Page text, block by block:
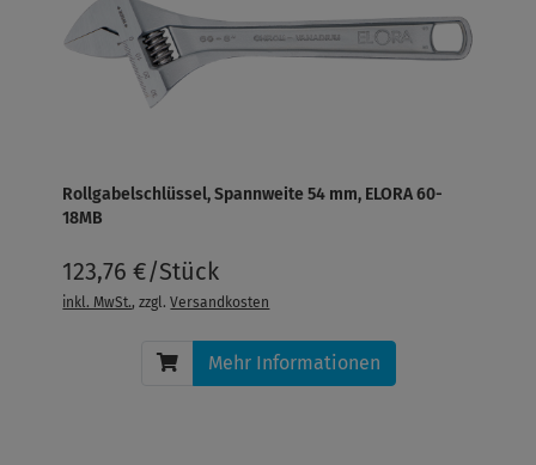
Rollgabelschlüssel, Spannweite 54 mm, ELORA 60-
18MB
123,76 €/Stück
inkl. MwSt., zzgl.Versandkosten
Mehr Informationen